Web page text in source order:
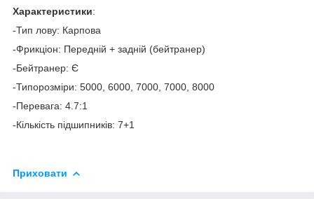
Характеристики:
-Тип лову: Карпова
-Фрикціон: Передній + задній (бейтранер)
-Бейтранер: Є
-Типорозміри: 5000, 6000, 7000, 7000, 8000
-Перевага: 4.7:1
-Кількість підшипників: 7+1
Приховати